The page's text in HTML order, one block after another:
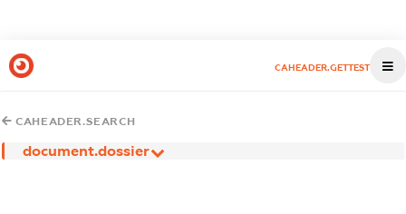
CAHEADER.GETTEST
CAHEADER.SEARCH
document.dossier